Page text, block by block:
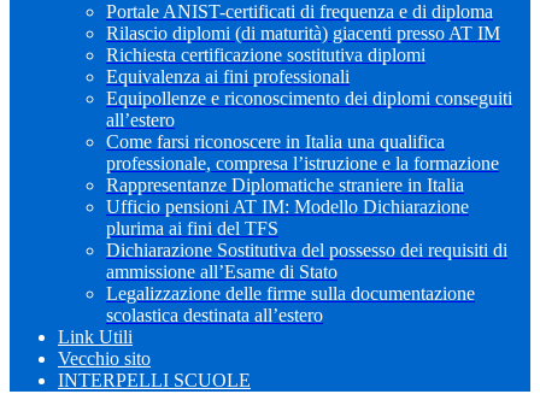
Portale ANIST-certificati di frequenza e di diploma
Rilascio diplomi (di maturità) giacenti presso AT IM
Richiesta certificazione sostitutiva diplomi
Equivalenza ai fini professionali
Equipollenze e riconoscimento dei diplomi conseguiti
all’estero
Come farsi riconoscere in Italia una qualifica
professionale, compresa l’istruzione e la formazione
Rappresentanze Diplomatiche straniere in Italia
Ufficio pensioni AT IM: Modello Dichiarazione
plurima ai fini del TFS
Dichiarazione Sostitutiva del possesso dei requisiti di
ammissione all’Esame di Stato
Legalizzazione delle firme sulla documentazione
scolastica destinata all’estero
Link Utili
Vecchio sito
INTERPELLI SCUOLE